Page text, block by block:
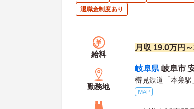
退職金制度あり
給料
月収 19.0万円
勤務地
岐阜県 岐阜市
樽見鉄道「本巣
MAP